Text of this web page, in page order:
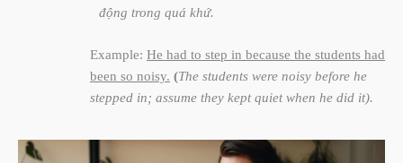
động trong quá khứ.
Example: He had to step in because the students had
been so noisy. (The students were noisy before he
stepped in; assume they kept quiet when he did it).